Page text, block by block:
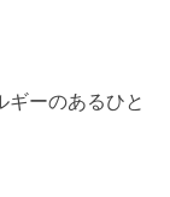
ギーのあるひと